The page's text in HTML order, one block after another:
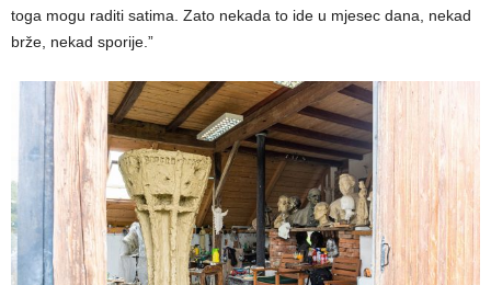
toga mogu raditi satima. Zato nekada to ide u mjesec dana, nekad
brže, nekad sporije.”